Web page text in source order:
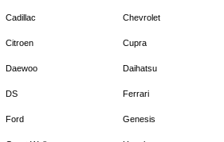
Cadillac Chevrolet
Citroen Cupra
Daewoo Daihatsu
DS Ferrari
Ford Genesis